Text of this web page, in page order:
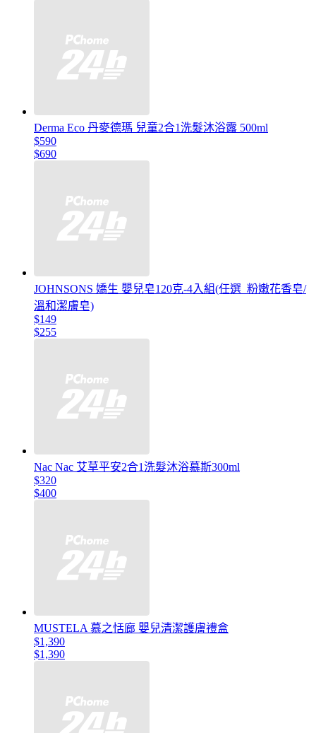
Derma Eco 丹麥德瑪 兒童2合1洗髮沐浴露 500ml
$590
$690
JOHNSONS 嬌生 嬰兒皂120克-4入組(任選_粉嫩花香皂/
溫和潔膚皂)
$149
$255
Nac Nac 艾草平安2合1洗髮沐浴慕斯300ml
$320
$400
MUSTELA 慕之恬廊 嬰兒清潔護膚禮盒
$1,390
$1,390